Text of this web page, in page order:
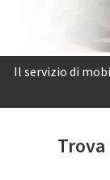
Il servizio di